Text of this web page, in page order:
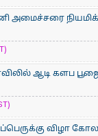
அமைச்சரை
ஆடி களப
விழா